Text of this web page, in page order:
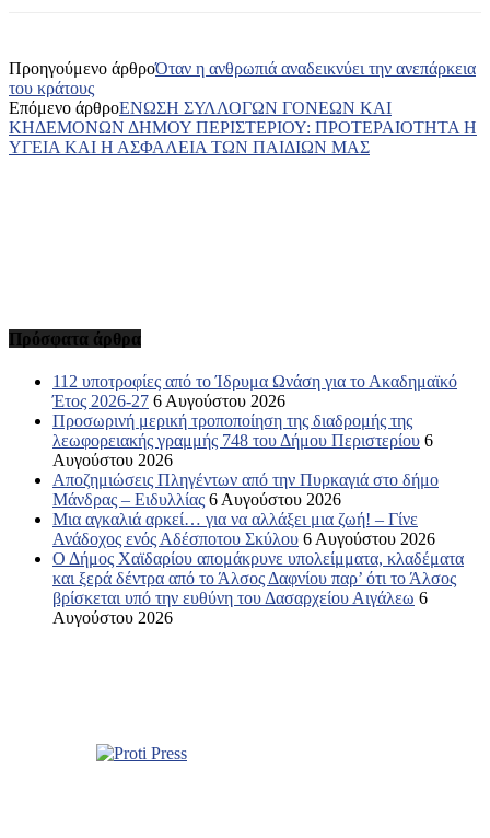
Προηγούμενο άρθροΌταν η ανθρωπιά αναδεικνύει την ανεπάρκεια
του κράτους
Επόμενο άρθροΕΝΩΣΗ ΣΥΛΛΟΓΩΝ ΓΟΝΕΩΝ ΚΑΙ
ΚΗΔΕΜΟΝΩΝ ΔΗΜΟΥ ΠΕΡΙΣΤΕΡΙΟΥ: ΠΡΟΤΕΡΑΙΟΤΗΤΑ Η
ΥΓΕΙΑ ΚΑΙ Η ΑΣΦΑΛΕΙΑ ΤΩΝ ΠΑΙΔΙΩΝ ΜΑΣ
Πρόσφατα άρθρα
112 υποτροφίες από το Ίδρυμα Ωνάση για το Ακαδημαϊκό
Έτος 2026-27 6 Αυγούστου 2026
Προσωρινή μερική τροποποίηση της διαδρομής της
λεωφορειακής γραμμής 748 του Δήμου Περιστερίου 6
Αυγούστου 2026
Αποζημιώσεις Πληγέντων από την Πυρκαγιά στο δήμο
Μάνδρας – Ειδυλλίας 6 Αυγούστου 2026
Μια αγκαλιά αρκεί… για να αλλάξει μια ζωή! – Γίνε
Ανάδοχος ενός Αδέσποτου Σκύλου 6 Αυγούστου 2026
Ο Δήμος Χαϊδαρίου απομάκρυνε υπολείμματα, κλαδέματα
και ξερά δέντρα από το Άλσος Δαφνίου παρ’ ότι το Άλσος
βρίσκεται υπό την ευθύνη του Δασαρχείου Αιγάλεω 6
Αυγούστου 2026